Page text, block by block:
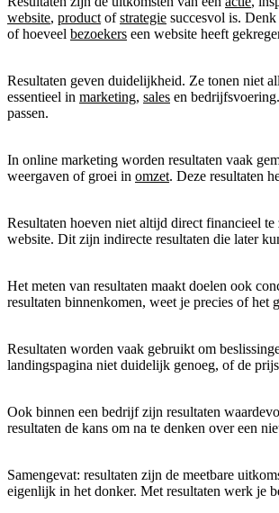
website, product ofstrategie succesvol is.
of hoeveel bezoekers een website heeft
Resultaten geven duidelijkheid. Ze tonen niet
essentieel in marketing, sales en
passen.
In online marketing worden resultaten vaak
weergaven of groei in omzet. Deze resultaten
Resultaten hoeven niet altijd direct financieel
website. Dit zijn indirecte resultaten die later
Het meten van resultaten maakt doelen ook
resultaten binnenkomen, weet je precies of het
Resultaten worden vaak gebruikt om
landingspagina niet duidelijk genoeg, of de
Ook binnen een bedrijf zijn resultaten
resultaten de kans om na te denken over een
Samengevat: resultaten zijn de meetbare
eigenlijk in het donker. Met resultaten werk je